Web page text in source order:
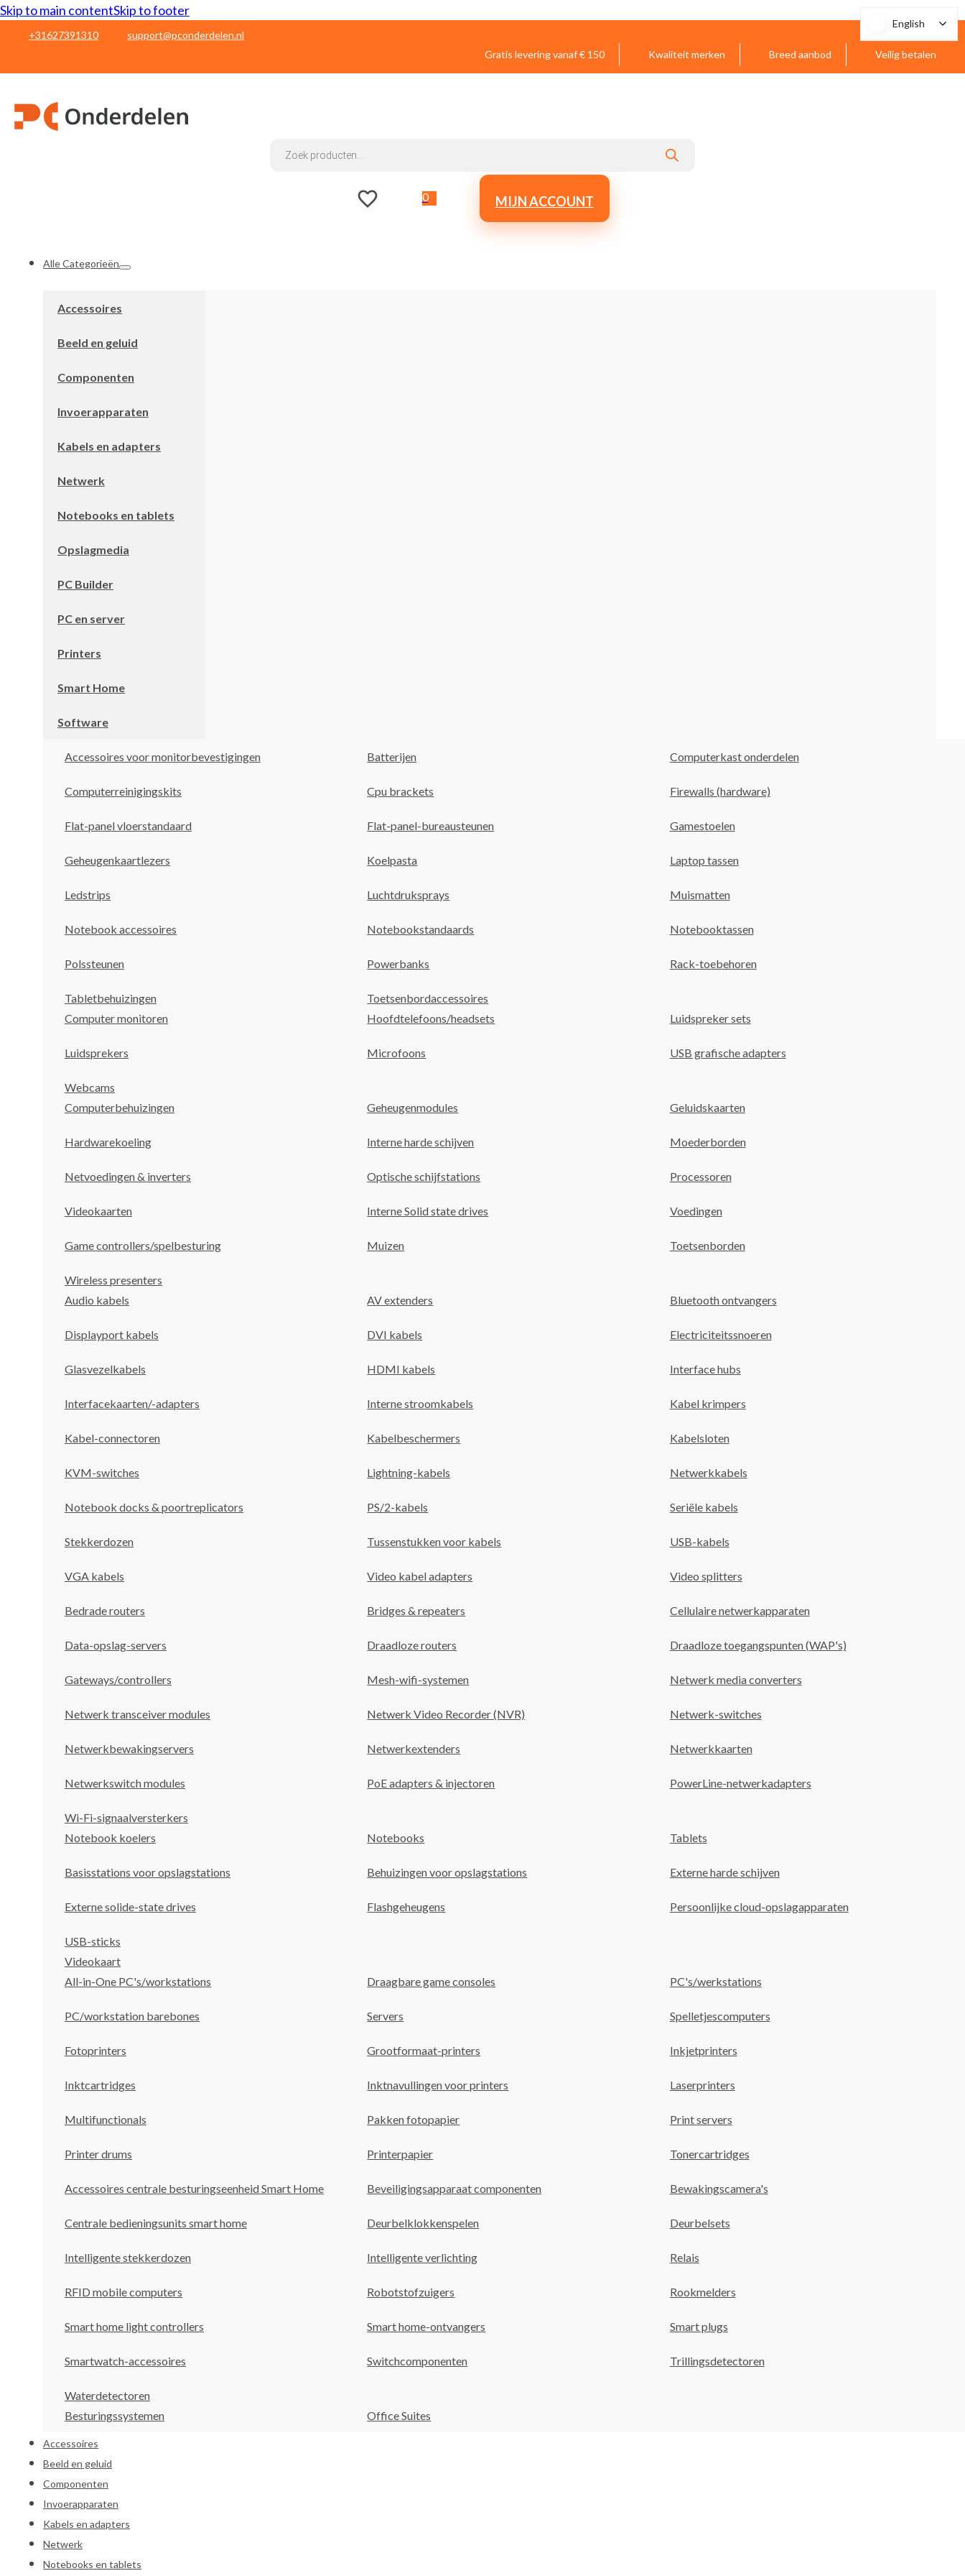
Skip to main contentSkip to footer
+31627391310
support@pconderdelen.nl
Gratis levering vanaf € 150
Kwaliteit merken Breed aanbod Veilig betalen
search
0 MIJN ACCOUNT
Alle Categorieën
Accessoires
Beeld en geluid
Componenten
Invoerapparaten
Kabels en adapters
Netwerk
Notebooks en tablets
Opslagmedia
PC Builder
PC en server
Printers
Smart Home
Software
Accessoires voor monitorbevestigingen Batterijen Computerkast onderdelen
Computerreinigingskits Cpu brackets Firewalls (hardware)
Flat-panel vloerstandaard Flat-panel-bureausteunen Gamestoelen
Geheugenkaartlezers Koelpasta Laptop tassen
Ledstrips Luchtdruksprays Muismatten
Notebook accessoires Notebookstandaards Notebooktassen
Polssteunen Powerbanks Rack-toebehoren
Tabletbehuizingen
Toetsenbordaccessoires
Computer monitoren
Hoofdtelefoons/headsets Luidspreker sets
Luidsprekers Microfoons USB grafische adapters
Webcams
Computerbehuizingen
Geheugenmodules Geluidskaarten
Hardwarekoeling Interne harde schijven Moederborden
Netvoedingen & inverters Optische schijfstations Processoren
Videokaarten Interne Solid state drives Voedingen
Game controllers/spelbesturing Muizen Toetsenborden
Wireless presenters
Audio kabels
AV extenders Bluetooth ontvangers
Displayport kabels DVI kabels Electriciteitssnoeren
Glasvezelkabels HDMI kabels Interface hubs
Interfacekaarten/-adapters Interne stroomkabels Kabel krimpers
Kabel-connectoren Kabelbeschermers Kabelsloten
KVM-switches Lightning-kabels Netwerkkabels
Notebook docks & poortreplicators PS/2-kabels Seriële kabels
Stekkerdozen Tussenstukken voor kabels USB-kabels
VGA kabels Video kabel adapters Video splitters
Bedrade routers Bridges & repeaters Cellulaire netwerkapparaten
Data-opslag-servers Draadloze routers Draadloze toegangspunten (WAP's)
Gateways/controllers Mesh-wifi-systemen Netwerk media converters
Netwerk transceiver modules Netwerk Video Recorder (NVR) Netwerk-switches
Netwerkbewakingservers Netwerkextenders Netwerkkaarten
Netwerkswitch modules PoE adapters & injectoren PowerLine-netwerkadapters
Wi-Fi-signaalversterkers
Notebook koelers
Notebooks Tablets
Basisstations voor opslagstations Behuizingen voor opslagstations Externe harde schijven
Externe solide-state drives Flashgeheugens Persoonlijke cloud-opslagapparaten
USB-sticks
Videokaart
All-in-One PC's/workstations
Draagbare game consoles PC's/werkstations
PC/workstation barebones Servers Spelletjescomputers
Fotoprinters Grootformaat-printers Inkjetprinters
Inktcartridges Inktnavullingen voor printers Laserprinters
Multifunctionals Pakken fotopapier Print servers
Printer drums Printerpapier Tonercartridges
Accessoires centrale besturingseenheid Smart Home Beveiligingsapparaat componenten Bewakingscamera's
Centrale bedieningsunits smart home Deurbelklokkenspelen Deurbelsets
Intelligente stekkerdozen Intelligente verlichting Relais
RFID mobile computers Robotstofzuigers Rookmelders
Smart home light controllers Smart home-ontvangers Smart plugs
Smartwatch-accessoires Switchcomponenten Trillingsdetectoren
Waterdetectoren
Besturingssystemen
Office Suites
Accessoires
Beeld en geluid
Componenten
Invoerapparaten
Kabels en adapters
Netwerk
Notebooks en tablets
English
English